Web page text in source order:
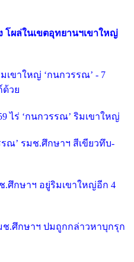
โผล่ในเขตอุทยานฯเขาใหญ่
เขาใหญ่ ‘กนกวรรณ’ - 7
ด้วย
ไร่ ‘กนกวรรณ’ ริมเขาใหญ่
ณ’ รมช.ศึกษาฯ สีเขียวทึบ-
ศึกษาฯ อยู่ริมเขาใหญ่อีก 4
.ศึกษาฯ ปมถูกกล่าวหาบุกรุก